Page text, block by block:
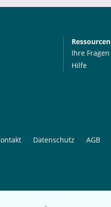
Ressourcen
Ihre Fragen
Hilfe
Datenschutz AGB